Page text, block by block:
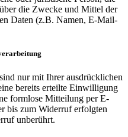
die Zwecke und Mittel der
Daten (z.B. Namen, E-Mail-
nur mit Ihrer ausdrücklichen
bereits erteilte Einwilligung
formlose Mitteilung per E-
bis zum Widerruf erfolgten
unberührt.